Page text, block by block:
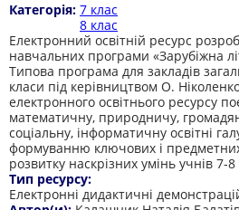
Категорія: 7 клас
8 клас
Електронний освітній ресурс
навчальних програми «Зарубіжна
Типова програма для закладів
класи під керівництвом О.
електронного освітнього ресурсу
математичну, природничу,
соціальну, інформатичну освітні
формуванню ключових і
розвитку наскрізних умінь учнів 7-8
Тип ресурсу:
Електронні дидактичні